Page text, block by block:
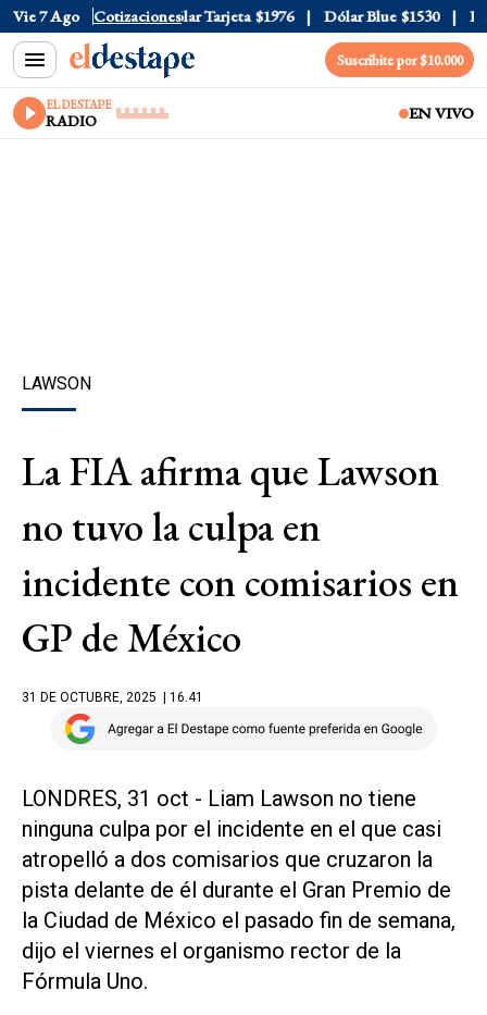
Vie 7 Ago Cotizaciones
Oficial $1520 Dólar Tarjeta $1976 Dólar Blue $1530
Suscribite por $10.000
EL DESTAPE
RADIO EN VIVO
LAWSON
La FIA afirma que Lawson
no tuvo la culpa en
incidente con comisarios en
GP de México
31 DE OCTUBRE, 2025 | 16.41
LONDRES, 31 oct - Liam Lawson no tiene
ninguna culpa por el incidente en el que casi
atropelló a dos comisarios que cruzaron la
pista delante de él durante el Gran Premio de
la Ciudad de México el pasado fin de semana,
dijo el viernes el organismo rector de la
Fórmula Uno.